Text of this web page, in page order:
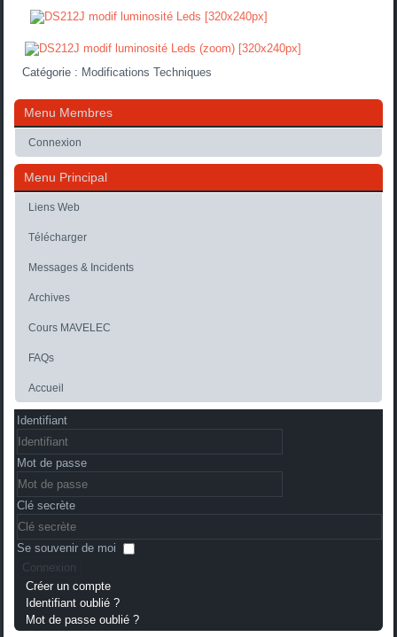
Catégorie : Modifications Techniques
Menu Membres
Connexion
Menu Principal
Liens Web
Télécharger
Messages & Incidents
Archives
Cours MAVELEC
FAQs
Accueil
Identifiant
Mot de passe
Clé secrète
Se souvenir de moi
Connexion
Créer un compte
Identifiant oublié ?
Mot de passe oublié ?